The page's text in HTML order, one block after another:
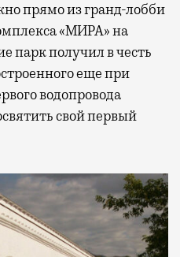
прямо из гранд-лобби
«МИРА» на
парк получил в честь
еще при
водопровода
свой первый